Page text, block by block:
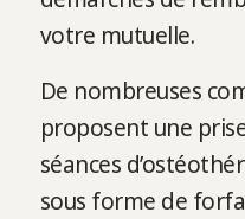
votre mutuelle.
De nombreuses
proposent une
séances
sous forme de